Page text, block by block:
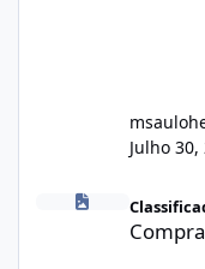
Julho
Compra de carteiras